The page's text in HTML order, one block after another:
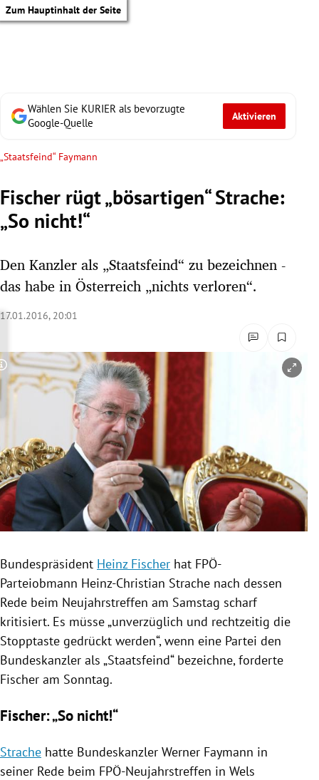
Zum Hauptinhalt der Seite
Untermenü
Untermenü
Untermenü
Untermenü
Untermenü
Untermenü
Untermenü
Wählen Sie KURIER als bevorzugte
Google-Quelle
Aktivieren
„Staatsfeind“ Faymann
Fischer rügt „bösartigen“ Strache:
„So nicht!“
Den Kanzler als „Staatsfeind“ zu bezeichnen -
das habe in Österreich „nichts verloren“.
17.01.2016, 20:01
Copyright-Hinweis öffnen/schließen
Bundespräsident Heinz Fischer hat FPÖ-
Parteiobmann Heinz-Christian Strache nach dessen
Rede beim Neujahrstreffen am Samstag scharf
kritisiert. Es müsse „unverzüglich und rechtzeitig die
Stopptaste gedrückt werden“, wenn eine Partei den
Bundeskanzler als „Staatsfeind“ bezeichne, forderte
Fischer am Sonntag.
Fischer: „So nicht!“
Strache hatte Bundeskanzler Werner Faymann in
seiner Rede beim FPÖ-Neujahrstreffen in Wels